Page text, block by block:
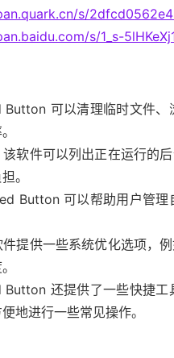
s/
s/1_s-
Button 可以清理临时文件
软件可以列出正在运行的
。
Button 可以帮助用户管
提供一些系统优化选项，
Button 还提供了一些快捷工
地进行一些常见操作。